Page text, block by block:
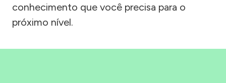
conhecimento que você precisa para o
próximo nível.